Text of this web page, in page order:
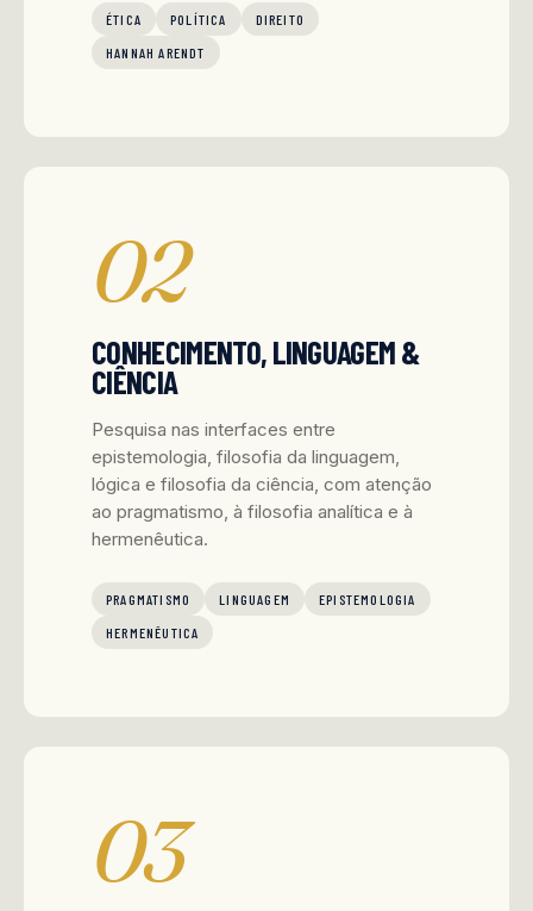
ÉTICA POLÍTICA
DIREITO
HANNAH ARENDT
02
CONHECIMENTO, LINGUAGEM &
CIÊNCIA
Pesquisa nas interfaces entre
epistemologia, filosofia da linguagem,
lógica e filosofia da ciência, com atenção
ao pragmatismo, à filosofia analítica e à
hermenêutica.
PRAGMATISMO LINGUAGEM
EPISTEMOLOGIA
HERMENÊUTICA
03